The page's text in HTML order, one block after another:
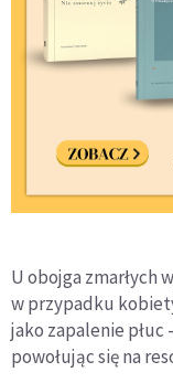
U obojga zmarłych
w przypadku
jako zapalenie płuc
powołując się na